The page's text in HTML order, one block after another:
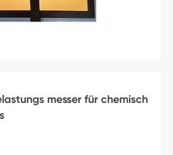
messer für chemisch